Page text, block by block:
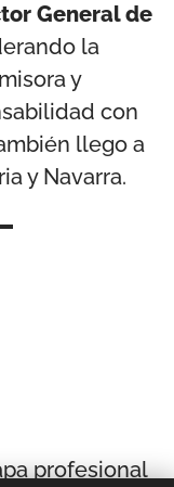
General de
la
y
con
llego a
y Navarra.
profesional